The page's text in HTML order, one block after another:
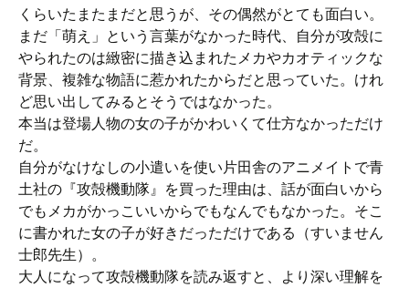
くらいたまたまだと思うが、その偶然がとても面白い。
まだ「萌え」という言葉がなかった時代、自分が攻殻に
やられたのは緻密に描き込まれたメカやカオティックな
背景、複雑な物語に惹かれたからだと思っていた。けれ
ど思い出してみるとそうではなかった。
本当は登場人物の女の子がかわいくて仕方なかっただけ
だ。
自分がなけなしの小遣いを使い片田舎のアニメイトで青
土社の『攻殻機動隊』を買った理由は、話が面白いから
でもメカがかっこいいからでもなんでもなかった。そこ
に書かれた女の子が好きだっただけである（すいません
士郎先生）。
大人になって攻殻機動隊を読み返すと、より深い理解を